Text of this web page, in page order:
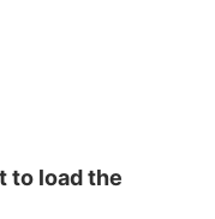
to load the